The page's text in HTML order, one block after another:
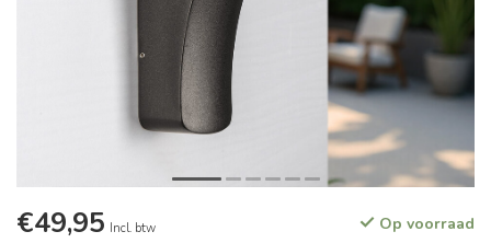
€49,95 Incl. btw Op voorraad